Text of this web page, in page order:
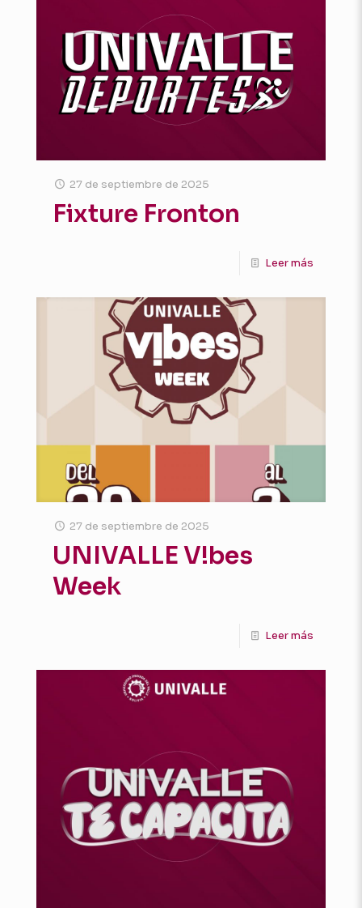
27 de septiembre de 2025
Fixture Fronton
Leer más
27 de septiembre de 2025
UNIVALLE V!bes
Week
Leer más